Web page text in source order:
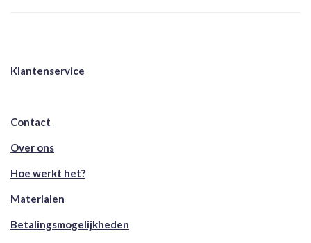
Klantenservice
Contact
Over ons
Hoe werkt het?
Materialen
Betalingsmogelijkheden